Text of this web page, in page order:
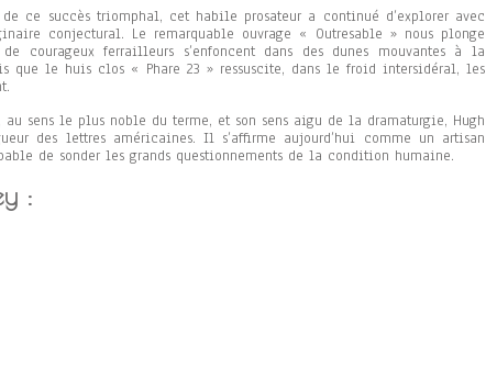
ce succès triomphal, cet habile prosateur a continué d’explorer avec
conjectural. Le remarquable ouvrage « Outresable » nous plonge
courageux ferrailleurs s’enfoncent dans des dunes mouvantes à la
que le huis clos « Phare 23 » ressuscite, dans le froid intersidéral, les
sens le plus noble du terme, et son sens aigu de la dramaturgie, Hugh
des lettres américaines. Il s’affirme aujourd’hui comme un artisan
de sonder les grands questionnements de la condition humaine.
: